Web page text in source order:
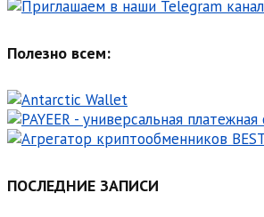
Полезно всем:
ПОСЛЕДНИЕ ЗАПИСИ